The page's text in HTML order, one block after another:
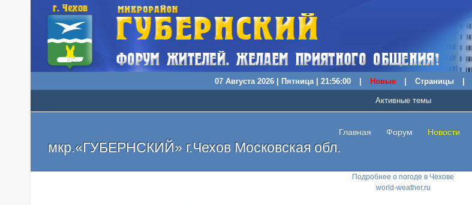
07 Августа 2026 | Пятница | 21:56:01 Новые Страницы
Подробнее о погоде в Чехове
world-weather.ru
мкр.«ГУБЕРНСКИЙ» г.Чехов Московская обл.
Главная Форум Новости
Активные темы